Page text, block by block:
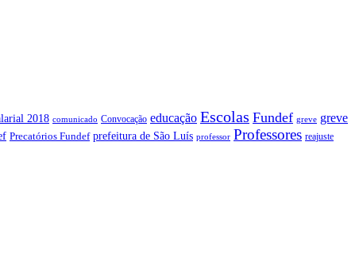
2018 comunicado Convocação educação Escolas Fundef greve greve
Precatórios Fundef prefeitura de São Luís professor Professores reajuste